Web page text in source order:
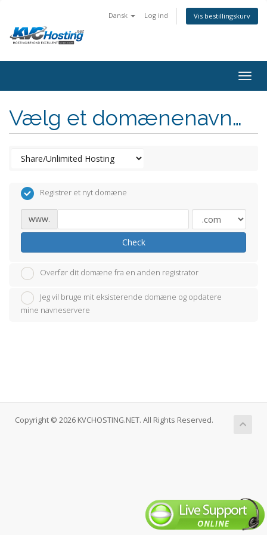
Dansk Log ind Vis bestillingskurv
Vælg et domænenavn…
Registrer et nyt domæne
www.
Check
Overfør dit domæne fra en anden registrator
Jeg vil bruge mit eksisterende domæne og opdatere
mine navneservere
Copyright © 2026 KVCHOSTING.NET. All Rights Reserved.